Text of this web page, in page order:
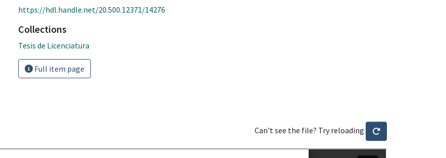
https://hdl.handle.net/20.500.12371/14276
Collections
Tesis de Licenciatura
Full item page
Can't see the file? Try reloading